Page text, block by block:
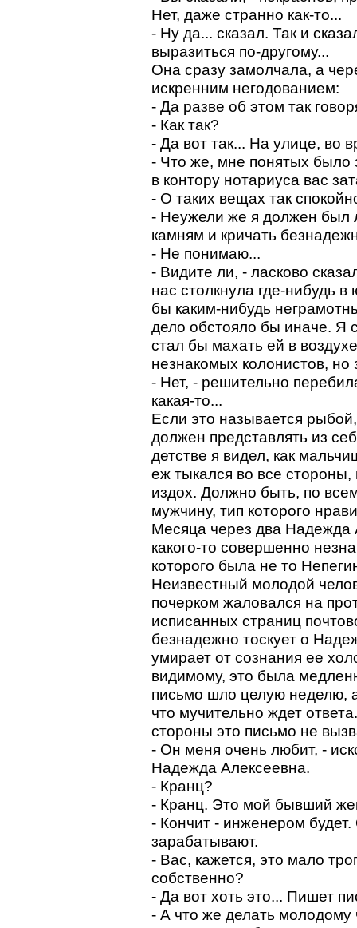
Нет, даже странно как-то...
- Ну да... сказал. Так и
выразиться по-другому...
Она сразу замолчала, а
искренним негодованием:
- Да разве об этом так
- Как так?
- Да вот так... На улице, во
- Что же, мне понятых было
в контору нотариуса вас
- О таких вещах так
- Неужели же я должен был
камням и кричать
- Не понимаю...
- Видите ли, - ласково
нас столкнула где-нибудь
бы каким-нибудь
дело обстояло бы иначе. Я
стал бы махать ей в
незнакомых колонистов, но
- Нет, - решительно
какая-то...
Если это называется
должен представлять из
детстве я видел, как
еж тыкался во все стороны,
издох. Должно быть, по
мужчину, тип которого
Месяца через два Надежда
какого-то совершенно
которого была не то
Неизвестный молодой
почерком жаловался на
исписанных страниц
безнадежно тоскует о
умирает от сознания ее
видимому, это была
письмо шло целую неделю,
что мучительно ждет
стороны это письмо не
- Он меня очень любит, -
Надежда Алексеевна.
- Кранц?
- Кранц. Это мой бывший
- Кончит - инженером
зарабатывают.
- Вас, кажется, это мало
собственно?
- Да вот хоть это... Пишет
- А что же делать молодому